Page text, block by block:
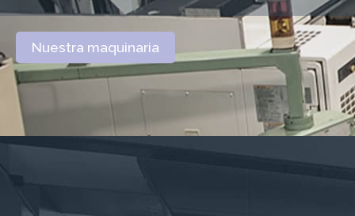
Nuestra maquinaria